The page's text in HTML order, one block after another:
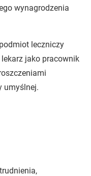
wynagrodzenia
leczniczy
jako pracownik
umyślnej.